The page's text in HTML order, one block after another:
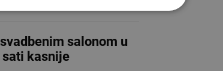
salonom u
kasnije